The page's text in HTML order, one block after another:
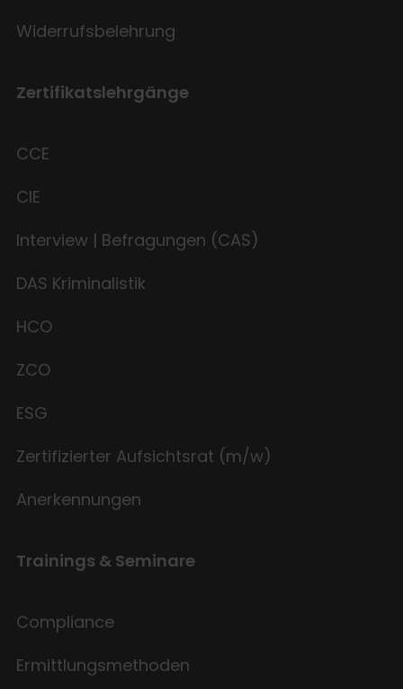
Widerrufsbelehrung
Zertifikatslehrgänge
CCE
CIE
Interview | Befragungen (CAS)
DAS Kriminalistik
HCO
ZCO
ESG
Zertifizierter Aufsichtsrat (m/w)
Anerkennungen
Trainings & Seminare
Compliance
Ermittlungsmethoden